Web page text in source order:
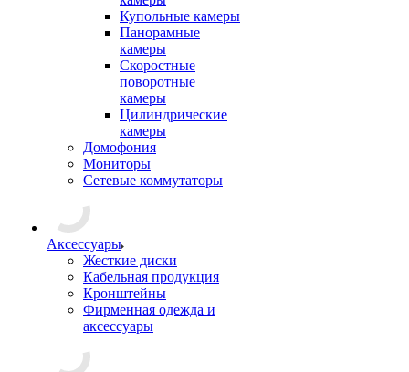
Купольные камеры
Панорамные
камеры
Скоростные
поворотные
камеры
Цилиндрические
камеры
Домофония
Мониторы
Сетевые коммутаторы
Аксессуары
Жесткие диски
Кабельная продукция
Кронштейны
Фирменная одежда и
аксессуары